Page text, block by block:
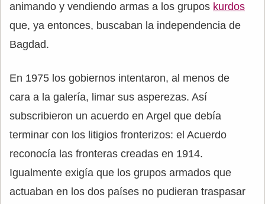
animando y vendiendo armas a los grupos kurdos
que, ya entonces, buscaban la independencia de
Bagdad.
En 1975 los gobiernos intentaron, al menos de
cara a la galería, limar sus asperezas. Así
subscribieron un acuerdo en Argel que debía
terminar con los litigios fronterizos: el Acuerdo
reconocía las fronteras creadas en 1914.
Igualmente exigía que los grupos armados que
actuaban en los dos países no pudieran traspasar